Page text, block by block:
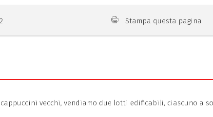
Stampa questa pagina
vecchi, vendiamo due lotti edificabili, ciascuno a